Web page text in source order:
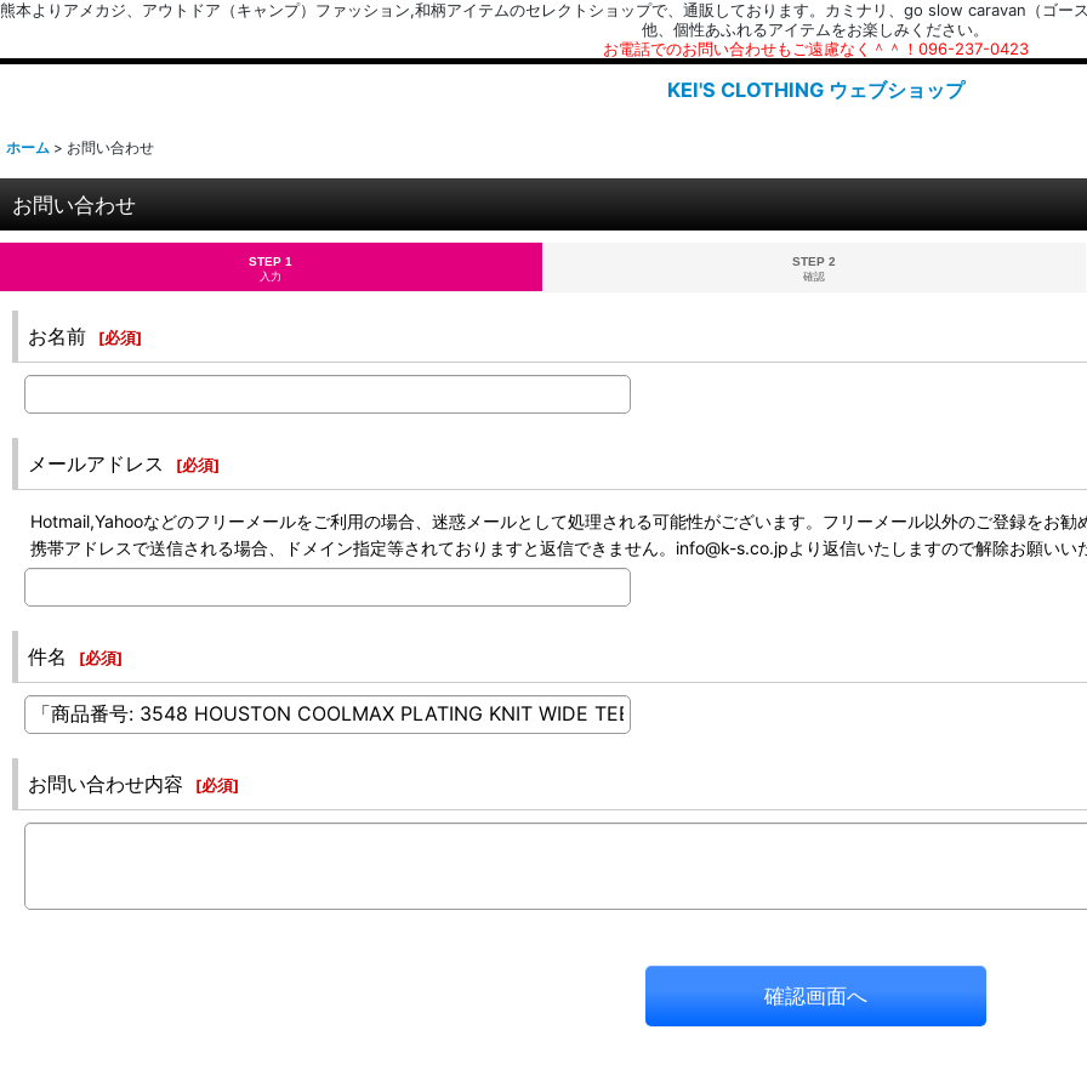
熊本よりアメカジ、アウトドア（キャンプ）ファッション,和柄アイテムのセレクトショップで、通販しております。カミナリ、go slow caravan（ゴー
他、個性あふれるアイテムをお楽しみください。
お電話でのお問い合わせもご遠慮なく＾＾！096-237-0423
KEI'S CLOTHING ウェブショップ
ホーム > お問い合わせ
お問い合わせ
STEP 1
入力
STEP 2
確認
お名前 [必須]
メールアドレス [必須]
Hotmail,Yahooなどのフリーメールをご利用の場合、迷惑メールとして処理される可能性がございます。フリーメール以外のご登録をお勧
携帯アドレスで送信される場合、ドメイン指定等されておりますと返信できません。info@k-s.co.jpより返信いたしますので解除お願いい
件名 [必須]
お問い合わせ内容 [必須]
確認画面へ